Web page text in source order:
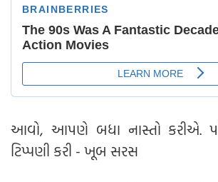
આવો, આપણે બધા નાસ્તો કરીએ.
ટિપ્પણી કરી - ખૂબ સરસ